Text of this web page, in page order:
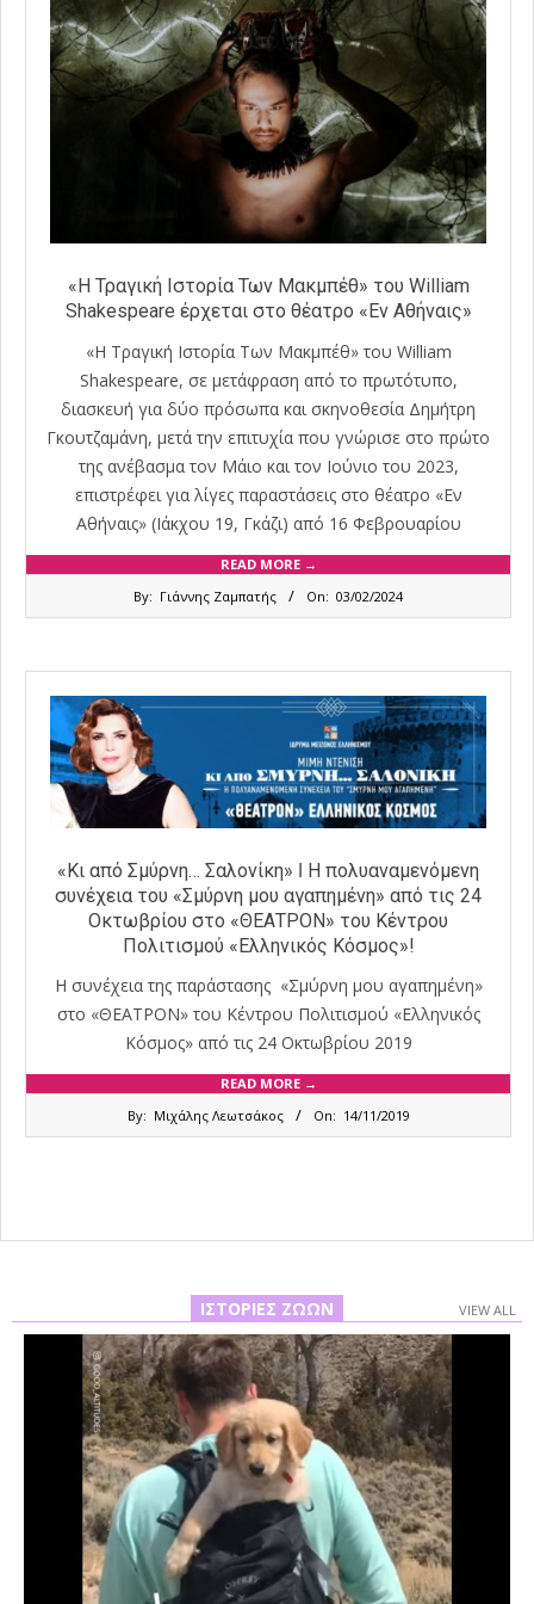
«Η Τραγική Ιστορία Των Μακμπέθ» του William
Shakespeare έρχεται στο θέατρο «Εν Αθήναις»
«Η Τραγική Ιστορία Των Μακμπέθ» του William
Shakespeare, σε μετάφραση από το πρωτότυπο,
διασκευή για δύο πρόσωπα και σκηνοθεσία Δημήτρη
Γκουτζαμάνη, μετά την επιτυχία που γνώρισε στο πρώτο
της ανέβασμα τον Μάιο και τον Ιούνιο του 2023,
επιστρέφει για λίγες παραστάσεις στο θέατρο «Εν
Αθήναις» (Ιάκχου 19, Γκάζι) από 16 Φεβρουαρίου
READ MORE →
By: Γιάννης Ζαμπατής On: 03/02/2024
«Κι από Σμύρνη… Σαλονίκη» ǀ Η πολυαναμενόμενη
συνέχεια του «Σμύρνη μου αγαπημένη» από τις 24
Οκτωβρίου στο «ΘΕΑΤΡΟΝ» του Κέντρου
Πολιτισμού «Ελληνικός Κόσμος»!
Η συνέχεια της παράστασης «Σμύρνη μου αγαπημένη»
στο «ΘΕΑΤΡΟΝ» του Κέντρου Πολιτισμού «Ελληνικός
Κόσμος» από τις 24 Οκτωβρίου 2019
READ MORE →
By: Μιχάλης Λεωτσάκος On: 14/11/2019
ΙΣΤΟΡΊΕΣ ΖΏΩΝ VIEW ALL